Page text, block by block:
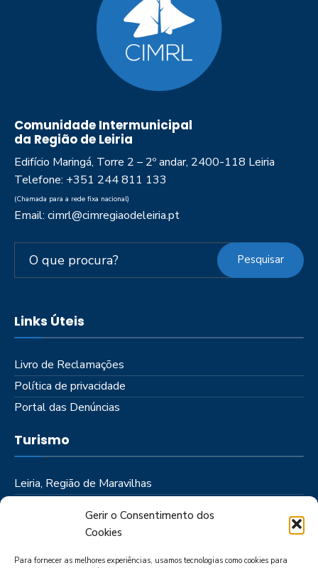
Gerir o Consentimento dos
Cookies
Para fornecer as melhores experiências, usamos tecnologias como cookies para
Comunidade Intermunicipal
da Região de Leiria
Edifício Maringá, Torre 2 – 2º andar, 2400-118 Leiria
Telefone: +351 244 811 133
(Chamada para a rede fixa nacional)
Email: cimrl@cimregiaodeleiria.pt
Pesquisar
Links Úteis
Livro de Reclamações
Política de privacidade
Portal das Denúncias
Turismo
Leiria, Região de Maravilhas